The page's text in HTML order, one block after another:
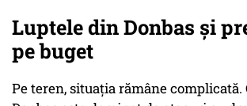
Luptele din Donbas și
pe buget
Pe teren, situația rămâne